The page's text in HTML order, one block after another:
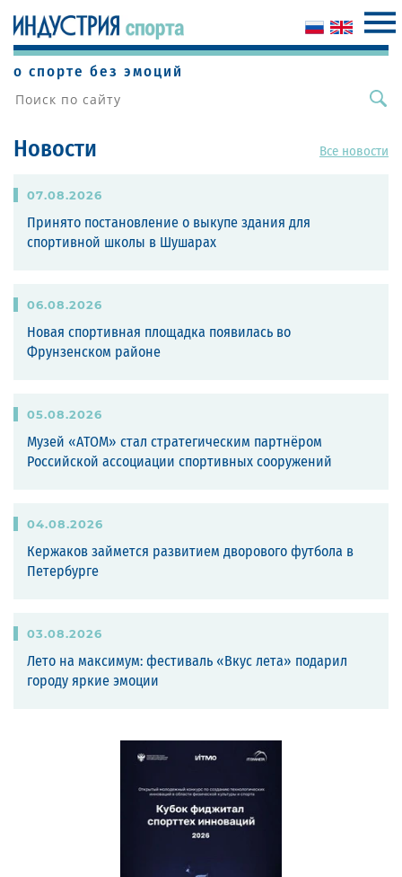
о спорте без эмоций
Новости Все новости
07.08.2026
Принято постановление о выкупе здания для
спортивной школы в Шушарах
06.08.2026
Новая спортивная площадка появилась во
Фрунзенском районе
05.08.2026
Музей «АТОМ» стал стратегическим партнёром
Российской ассоциации спортивных сооружений
04.08.2026
Кержаков займется развитием дворового футбола в
Петербурге
03.08.2026
Лето на максимум: фестиваль «Вкус лета» подарил
городу яркие эмоции